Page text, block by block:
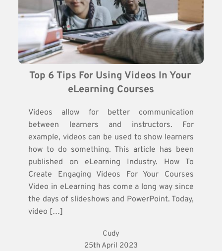
Top 6 Tips For Using Videos In Your
eLearning Courses
Videos allow for better communication
between learners and instructors. For
example, videos can be used to show learners
how to do something. This article has been
published on eLearning Industry. How To
Create Engaging Videos For Your Courses
Video in eLearning has come a long way since
the days of slideshows and PowerPoint. Today,
video […]
Cudy
25th April 2023